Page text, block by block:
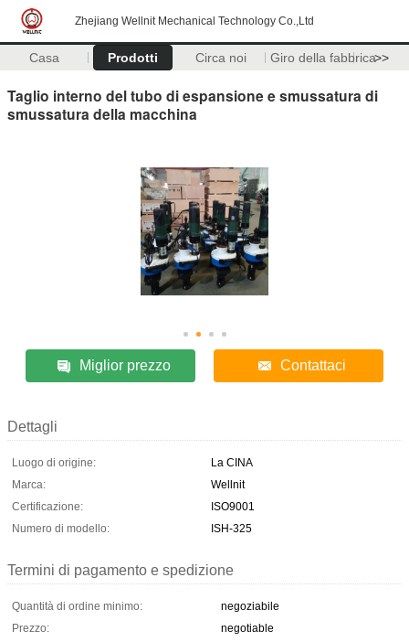
Zhejiang Wellnit Mechanical Technology Co.,Ltd
Casa Prodotti Circa noi Giro della fabbrica>>
Taglio interno del tubo di espansione e smussatura di
smussatura della macchina
Miglior prezzo Contattaci
Dettagli
Luogo di origine:
La CINA
Marca:
Wellnit
Certificazione:
ISO9001
Numero di modello:
ISH-325
Termini di pagamento e spedizione
Quantità di ordine minimo:
negoziabile
Prezzo:
negotiable